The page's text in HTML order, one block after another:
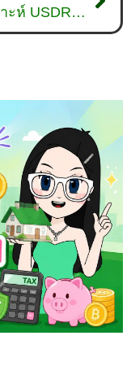
บทวิเคราะห์ USDRUB วันที่ 10 ตุลาคม 2025